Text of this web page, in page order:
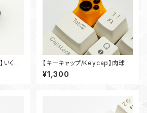
いくら
【キーキャップ/Keycap】肉球プ
リン/Paw Print Pudding
¥1,300